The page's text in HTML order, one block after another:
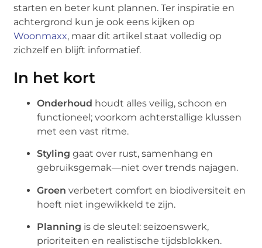
starten en beter kunt plannen. Ter inspiratie en
achtergrond kun je ook eens kijken op
Woonmaxx, maar dit artikel staat volledig op
zichzelf en blijft informatief.
In het kort
Onderhoud houdt alles veilig, schoon en
functioneel; voorkom achterstallige klussen
met een vast ritme.
Styling gaat over rust, samenhang en
gebruiksgemak—niet over trends najagen.
Groen verbetert comfort en biodiversiteit en
hoeft niet ingewikkeld te zijn.
Planning is de sleutel: seizoenswerk,
prioriteiten en realistische tijdsblokken.